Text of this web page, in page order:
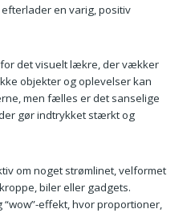
en varig, positiv
det visuelt lækre, der vækker
objekter og oplevelser kan
men fælles er det sanselige
gør indtrykket stærkt og
om noget strømlinet, velformet
biler eller gadgets.
effekt, hvor proportioner,